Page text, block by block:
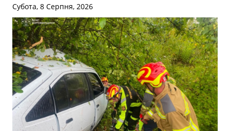
Субота, 8 Серпня, 2026